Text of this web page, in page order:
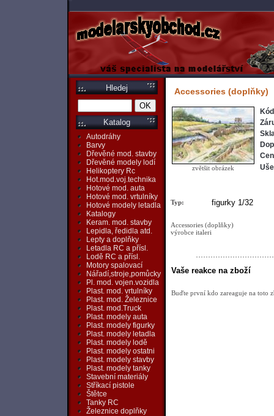
Hledej
Katalog
Autodráhy
Barvy
Dřevěné mod. stavby
Dřevěné modely lodí
Helikoptery Rc
Hot.mod.voj.technika
Hotové mod. auta
Hotové mod. vrtulníky
Hotové modely letadla
Katalogy
Keram. mod. stavby
Lepidla, ředidla atd.
Lepty a doplňky
Letadla RC a přísl.
Lodě RC a přísl.
Motory spalovací
Nářadí,stroje,pomůcky
Pl. mod. vojen.vozidla
Plast. mod. vrtulníky
Plast. mod. Železnice
Plast. mod.Truck
Plast. modely auta
Plast. modely figurky
Plast. modely letadla
Plast. modely lodě
Plast. modely ostatni
Plast. modely stavby
Plast. modely tanky
Stavební materiály
Stříkací pistole
Štětce
Tanky RC
Železnice doplňky
Accessories (doplňky)
zvětšit obrázek
Typ: figurky 1/32
Accessories (doplňky)
výrobce italeri
Vaše reakce na zboží
Buďte první kdo zareaguje na toto